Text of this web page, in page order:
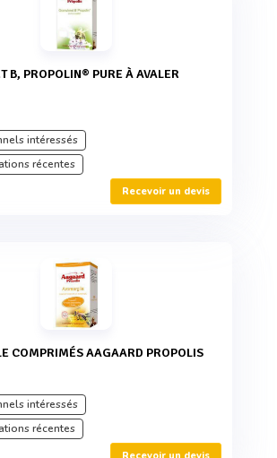
intéressés
récentes
Recevoir un devis
COMPRIMÉS AAGAARD PROPOLIS
intéressés
récentes